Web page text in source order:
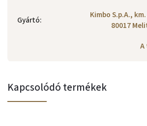
Gyártó:
Kimbo S.p.A.,
80017
Kapcsolódó termékek